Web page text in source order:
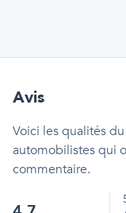
Avis
Voici les qualités
automobilistes qui
commentaire.